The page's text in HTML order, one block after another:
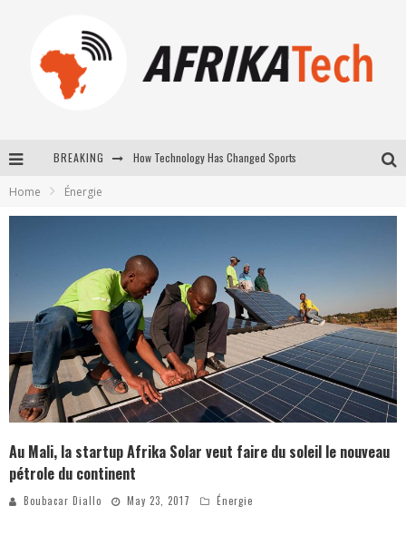
BREAKING
La Révolution Silencieuse : Quand Les Entrepreneurs Africains Décident de ne Plus se Taire
Home Énergie
Au Mali, la startup Afrika Solar veut faire du soleil le nouveau
pétrole du continent
Boubacar Diallo May 23, 2017 Énergie